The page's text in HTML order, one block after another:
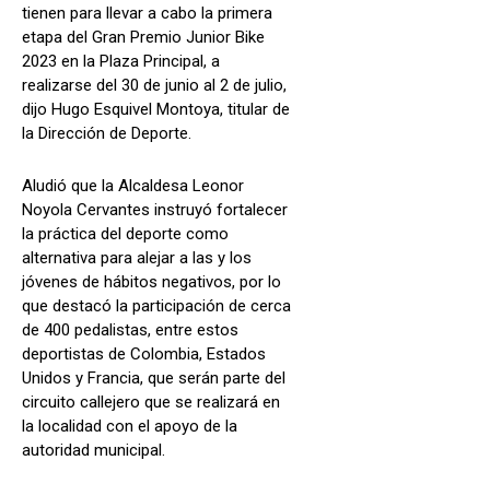
tienen para llevar a cabo la primera
etapa del Gran Premio Junior Bike
2023 en la Plaza Principal, a
realizarse del 30 de junio al 2 de julio,
dijo Hugo Esquivel Montoya, titular de
la Dirección de Deporte.
Aludió que la Alcaldesa Leonor
Noyola Cervantes instruyó fortalecer
la práctica del deporte como
alternativa para alejar a las y los
jóvenes de hábitos negativos, por lo
que destacó la participación de cerca
de 400 pedalistas, entre estos
deportistas de Colombia, Estados
Unidos y Francia, que serán parte del
circuito callejero que se realizará en
la localidad con el apoyo de la
autoridad municipal.